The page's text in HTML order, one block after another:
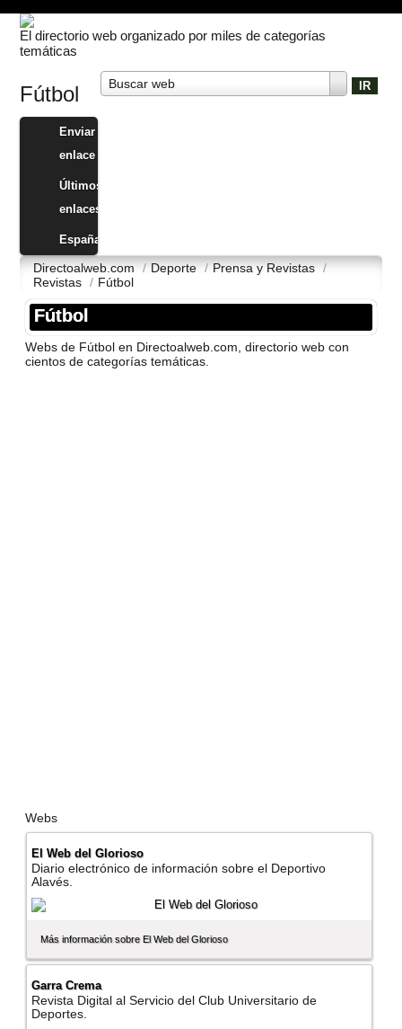
El directorio web organizado por miles de categorías
temáticas
Buscar web
Fútbol
Enviar
enlace
Últimos
enlaces
España
Directoalweb.com / Deporte / Prensa y Revistas /
Revistas / Fútbol
Fútbol
Webs de Fútbol en Directoalweb.com, directorio web con
cientos de categorí­as temáticas.
Webs
El Web del Glorioso
Diario electrónico de información sobre el Deportivo
Alavés.
Más información sobre El Web del Glorioso
Garra Crema
Revista Digital al Servicio del Club Universitario de
Deportes.